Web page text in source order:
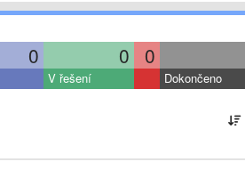
0 0 0
V řešení Dokončeno